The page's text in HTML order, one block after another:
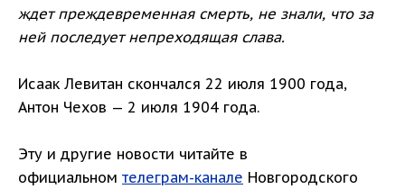
ждет преждевременная смерть, не знали, что за
ней последует непреходящая слава.
Исаак Левитан скончался 22 июля 1900 года,
Антон Чехов — 2 июля 1904 года.
Эту и другие новости читайте в
официальном телеграм-канале Новгородского